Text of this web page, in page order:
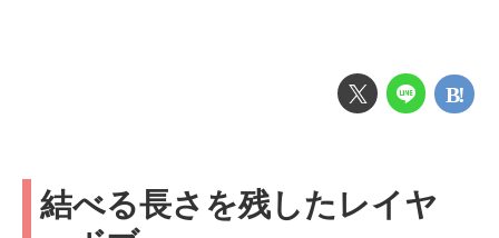
結べる長さを残したレイヤ